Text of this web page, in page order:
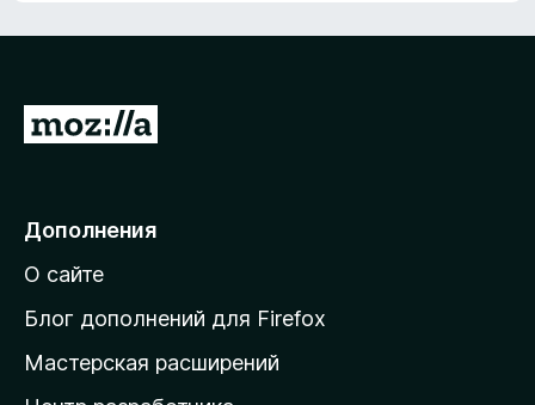
П
е
й
т
и
а
Дополнения
О сайте
Блог дополнений для Firefox
Мастерская расширений